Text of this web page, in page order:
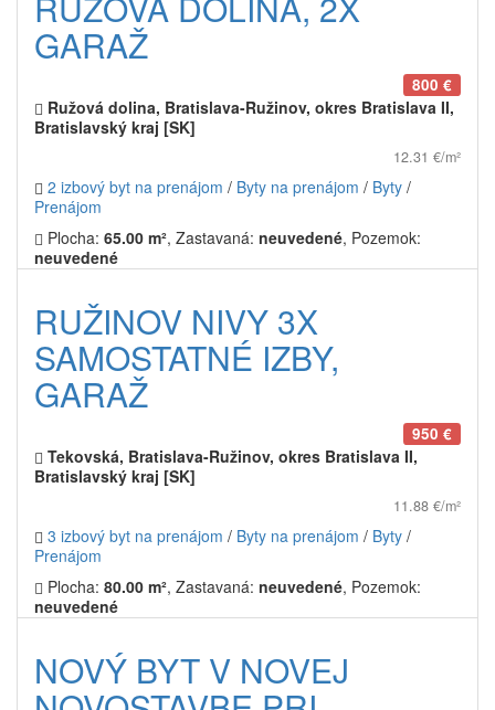
GARAŽ
800 €
Ružová dolina, Bratislava-Ružinov, okres Bratislava II,
Bratislavský kraj [SK]
12.31 €/m²
2 izbový byt na prenájom / Byty na prenájom / Byty /
Prenájom
Plocha: 65.00 m², Zastavaná: neuvedené, Pozemok:
neuvedené
RUŽINOV NIVY 3X
SAMOSTATNÉ IZBY,
GARAŽ
950 €
Tekovská, Bratislava-Ružinov, okres Bratislava II,
Bratislavský kraj [SK]
11.88 €/m²
3 izbový byt na prenájom / Byty na prenájom / Byty /
Prenájom
Plocha: 80.00 m², Zastavaná: neuvedené, Pozemok:
neuvedené
NOVÝ BYT V NOVEJ